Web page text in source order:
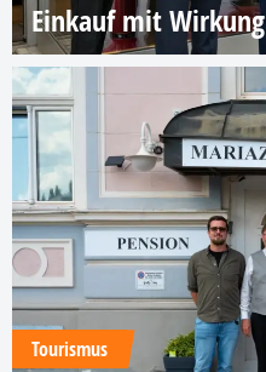
Einkauf mit Wirkung
Tourismus